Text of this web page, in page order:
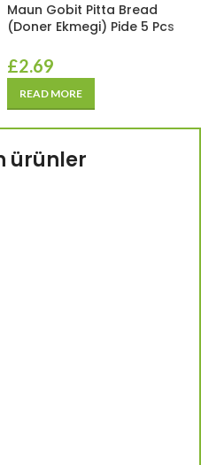
Maun Gobit Pitta Bread
(Doner Ekmegi) Pide 5 Pcs
£2.69
READ MORE
ürünler